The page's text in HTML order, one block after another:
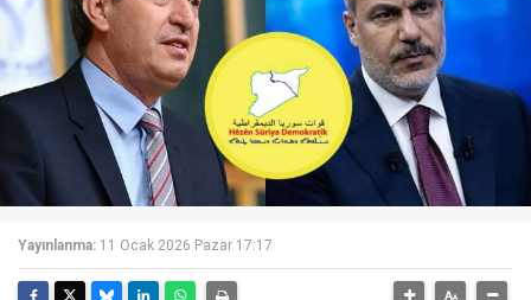
Yayınlanma: 11 Ocak 2026 Pazar 17:17